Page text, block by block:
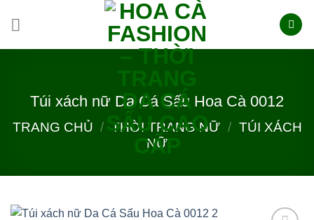
Túi xách nữ Da Cá Sấu Hoa Cà 0012
TRANG CHỦ / THỜI TRANG NỮ / TÚI XÁCH
NỮ